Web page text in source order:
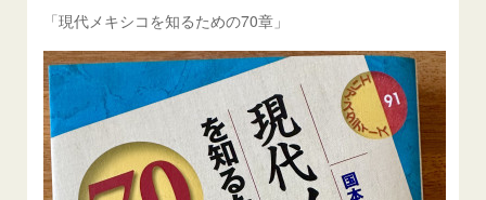
「現代メキシコを知るための70章」